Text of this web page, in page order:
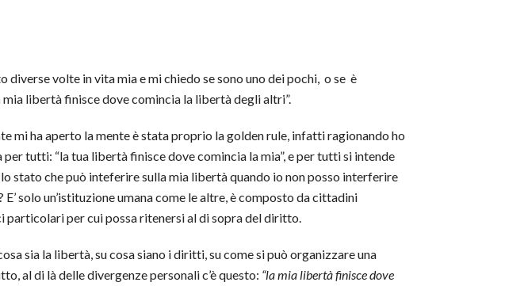
diverse volte in vita mia e mi chiedo se sono uno dei pochi, o se è
mia libertà finisce dove comincia la libertà degli altri”.
mi ha aperto la mente è stata proprio la golden rule, infatti ragionando ho
tutti: “la tua libertà finisce dove comincia la mia”, e per tutti si intende
stato che può inteferire sulla mia libertà quando io non posso interferire
solo un’istituzione umana come le altre, è composto da cittadini
particolari per cui possa ritenersi al di sopra del diritto.
sia la libertà, su cosa siano i diritti, su come si può organizzare una
al di là delle divergenze personali c’è questo: “la mia libertà finisce dove